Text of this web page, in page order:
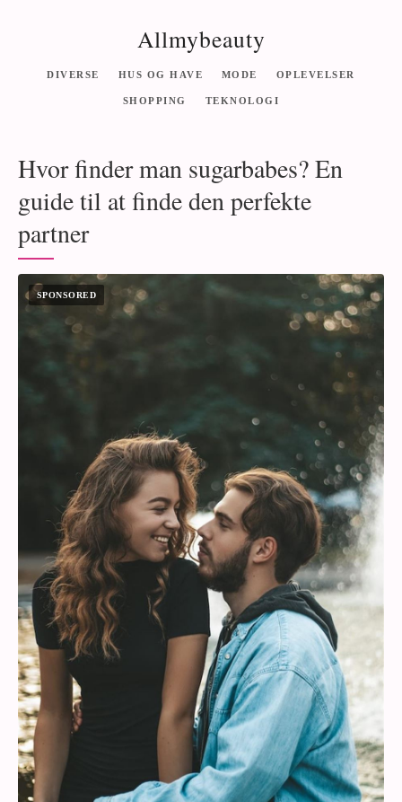
Allmybeauty
DIVERSE HUS OG HAVE MODE OPLEVELSER
SHOPPING TEKNOLOGI
Hvor finder man sugarbabes? En
guide til at finde den perfekte
partner